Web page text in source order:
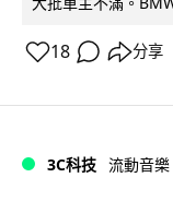
18 分享
3C科技 流動音樂